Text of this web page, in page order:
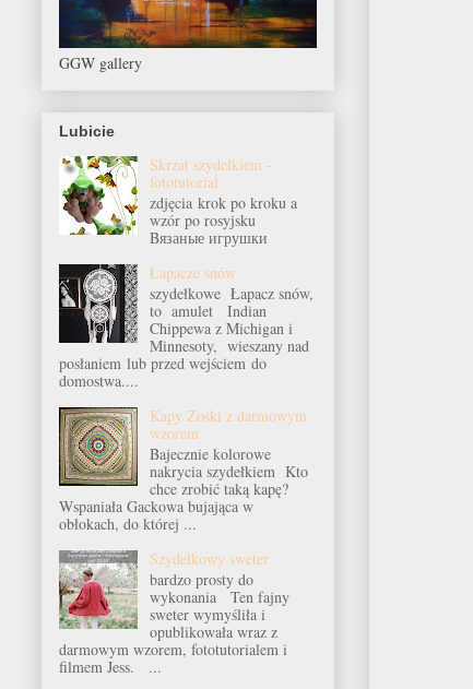
GGW gallery
Lubicie
Skrzat szydełkiem -
fototutorial
zdjęcia krok po kroku a
wzór po rosyjsku
Bязаные игрушки
Łapacze snów
szydełkowe Łapacz snów,
to amulet Indian
Chippewa z Michigan i
Minnesoty, wieszany nad
posłaniem lub przed wejściem do
domostwa....
Kapy Zośki z darmowym
wzorem
Bajecznie kolorowe
nakrycia szydełkiem Kto
chce zrobić taką kapę?
Wspaniała Gackowa bujająca w
obłokach, do której ...
Szydełkowy sweter
bardzo prosty do
wykonania Ten fajny
sweter wymyśliła i
opublikowała wraz z
darmowym wzorem, fototutorialem i
filmem Jess. ...